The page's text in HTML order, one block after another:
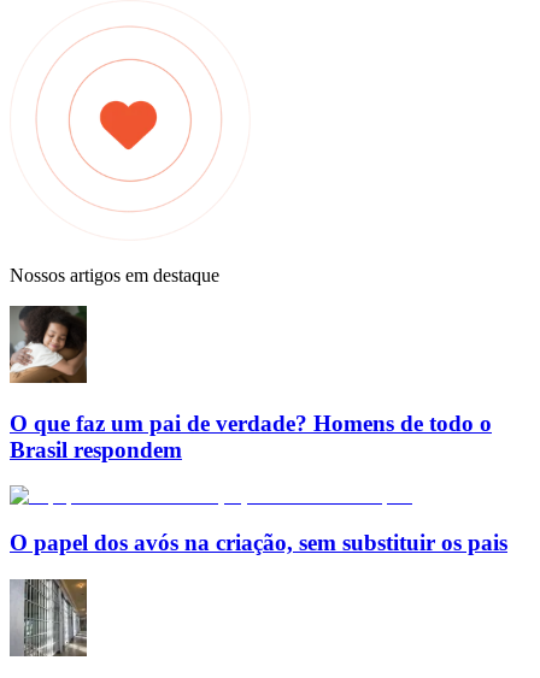
Nossos artigos em destaque
O que faz um pai de verdade? Homens de todo o
Brasil respondem
O papel dos avós na criação, sem substituir os pais